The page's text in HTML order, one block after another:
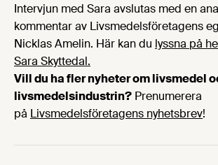
Intervjun med Sara avslutas med en
kommentar av Livsmedelsföretagens
Nicklas Amelin. Här kan du lyssna på
Sara Skyttedal.
Vill du ha fler nyheter om livsmedel
livsmedelsindustrin? Prenumerera
på Livsmedelsföretagens nyhetsbrev!